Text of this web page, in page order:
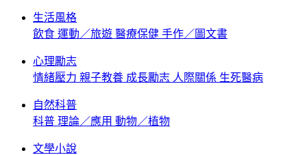
生活風格
飲食 運動／旅遊 醫療保健 手作／圖文書
心理勵志
情緒壓力 親子教養 成長勵志 人際關係 生死醫病
自然科普
科普 理論／應用 動物／植物
文學小說